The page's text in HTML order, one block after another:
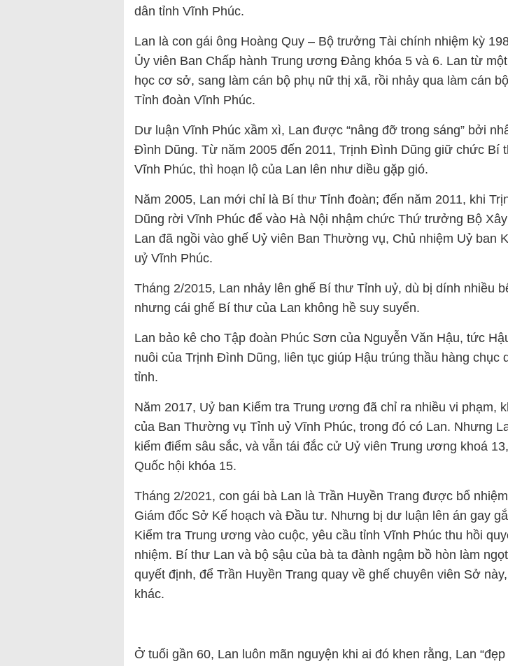
dân tỉnh Vĩnh Phúc.
Lan là con gái ông Hoàng Quy – Bộ trưởng Tài chính nhiệm kỳ
Ủy viên Ban Chấp hành Trung ương Đảng khóa 5 và 6. Lan từ
học cơ sở, sang làm cán bộ phụ nữ thị xã, rồi nhảy qua làm cán
Tỉnh đoàn Vĩnh Phúc.
Dư luận Vĩnh Phúc xầm xì, Lan được “nâng đỡ trong sáng” bởi
Đình Dũng. Từ năm 2005 đến 2011, Trịnh Đình Dũng giữ chức Bí
Vĩnh Phúc, thì hoạn lộ của Lan lên như diều gặp gió.
Năm 2005, Lan mới chỉ là Bí thư Tỉnh đoàn; đến năm 2011, khi
Dũng rời Vĩnh Phúc để vào Hà Nội nhậm chức Thứ trưởng Bộ
Lan đã ngồi vào ghế Uỷ viên Ban Thường vụ, Chủ nhiệm Uỷ ban
uỷ Vĩnh Phúc.
Tháng 2/2015, Lan nhảy lên ghế Bí thư Tỉnh uỷ, dù bị dính nhiều
nhưng cái ghế Bí thư của Lan không hề suy suyển.
Lan bảo kê cho Tập đoàn Phúc Sơn của Nguyễn Văn Hậu, tức
nuôi của Trịnh Đình Dũng, liên tục giúp Hậu trúng thầu hàng chục
tỉnh.
Năm 2017, Uỷ ban Kiểm tra Trung ương đã chỉ ra nhiều vi phạm,
của Ban Thường vụ Tỉnh uỷ Vĩnh Phúc, trong đó có Lan. Nhưng
kiểm điểm sâu sắc, và vẫn tái đắc cử Uỷ viên Trung ương khoá
Quốc hội khóa 15.
Tháng 2/2021, con gái bà Lan là Trần Huyền Trang được bổ
Giám đốc Sở Kế hoạch và Đầu tư. Nhưng bị dư luận lên án gay
Kiểm tra Trung ương vào cuộc, yêu cầu tỉnh Vĩnh Phúc thu hồi
nhiệm. Bí thư Lan và bộ sậu của bà ta đành ngậm bồ hòn làm
quyết định, để Trần Huyền Trang quay về ghế chuyên viên Sở
khác.
Ở tuổi gần 60, Lan luôn mãn nguyện khi ai đó khen rằng, Lan